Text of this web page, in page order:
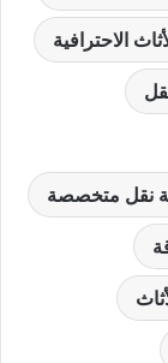
الاحترافية
نقل متخصصة